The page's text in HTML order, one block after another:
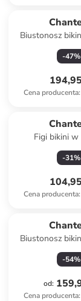
Biustonosz
czerwono-
-47%
Cena producenta:
Figi bikini w
turkusowo-
-31%
Cena producenta:
Biustonosz
-54%
od:
Cena producenta: